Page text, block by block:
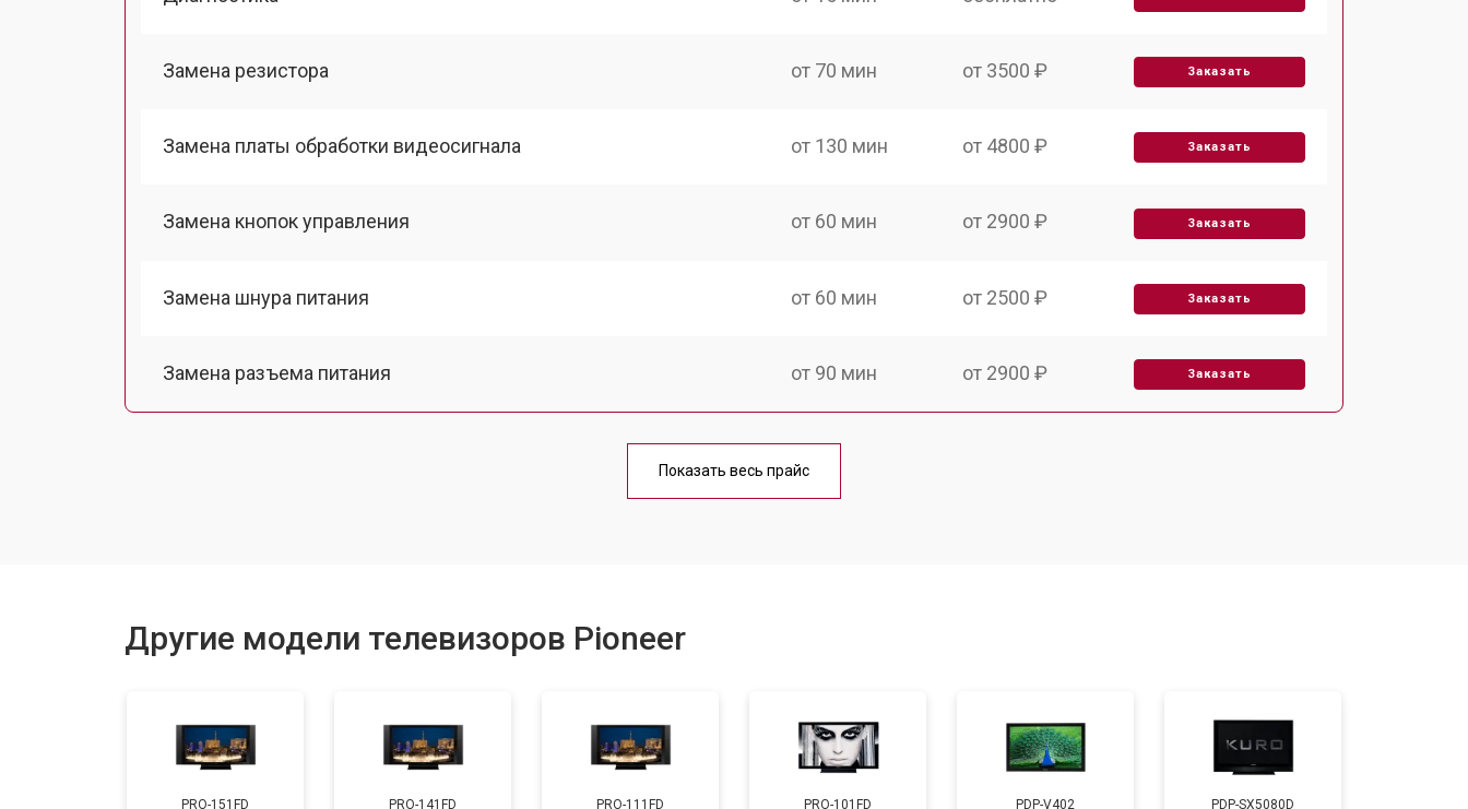
Замена резистора от 70 мин от 3500 ₽ Заказать
Замена платы обработки видеосигнала от 130 мин от 4800 ₽ Заказать
Замена кнопок управления от 60 мин от 2900 ₽ Заказать
Замена шнура питания от 60 мин от 2500 ₽ Заказать
Замена разъема питания от 90 мин от 2900 ₽ Заказать
от 70 мин
Замена модуля Wi-Fi от 70 мин от 3500 ₽ Заказать
Показать весь прайс
Другие модели телевизоров Pioneer
PRO-151FD PRO-141FD PRO-111FD PRO-101FD PDP-V402 PDP-SX5080D